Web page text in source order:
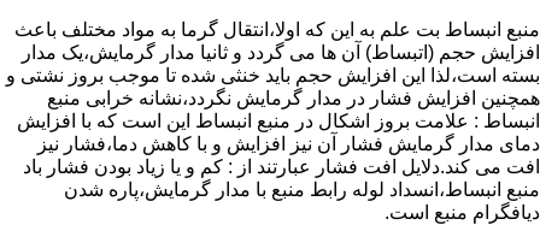
منبع انبساط بت علم به این که اولا،انتقال گرما به مواد مختلف باعث
افزایش حجم (اتبساط) آن ها می گردد و ثانیا مدار گرمایش،یک مدار
بسته است،لذا این افزایش حجم باید خنثی شده تا موجب بروز نشتی و
همچنین افزایش فشار در مدار گرمایش نگردد،نشانه خرابی منبع
انبساط : علامت بروز اشکال در منبع انبساط این است که با افزایش
دمای مدار گرمایش فشار آن نیز افزایش و با کاهش دما،فشار نیز
افت می کند.دلایل افت فشار عبارتند از : کم و یا زیاد بودن فشار باد
منبع انبساط،انسداد لوله رابط منبع با مدار گرمایش،پاره شدن
دیافگرام منبع است.